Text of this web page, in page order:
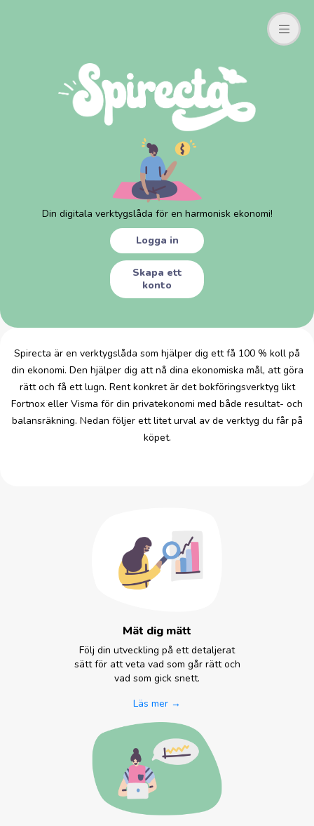
Din digitala verktygslåda för en harmonisk ekonomi!
Logga in
Skapa ett
konto
Spirecta är en verktygslåda som hjälper dig ett få 100 % koll på
din ekonomi. Den hjälper dig att nå dina ekonomiska mål, att göra
rätt och få ett lugn. Rent konkret är det bokföringsverktyg likt
Fortnox eller Visma för din privatekonomi med både resultat- och
balansräkning. Nedan följer ett litet urval av de verktyg du får på
köpet.
Mät dig mätt
Följ din utveckling på ett detaljerat
sätt för att veta vad som går rätt och
vad som gick snett.
Läs mer →